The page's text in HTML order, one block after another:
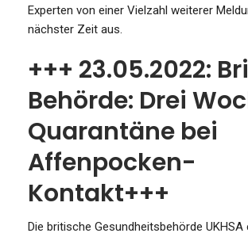
Experten von einer Vielzahl weiterer
nächster Zeit aus.
+++ 23.05.2022:
Behörde: Drei
Quarantäne bei
Affenpocken-
Kontakt+++
Die britische Gesundheitsbehörde